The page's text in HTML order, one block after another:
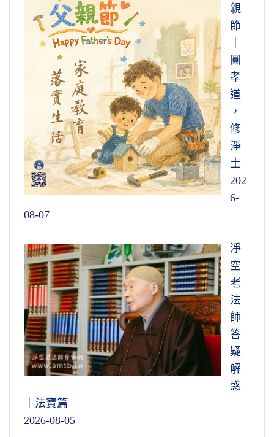
親
節
圓
孝
道
，
修
淨
土
202
6-
08-07
淨
空
老
法
師
答
疑
解
惑
｜法寶篇
2026-08-05